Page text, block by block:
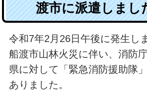
渡市に派遣しまし
令和7年2月26日午後に発生し
船渡市山林火災に伴い、消防
県に対して「緊急消防援助隊
ありました。